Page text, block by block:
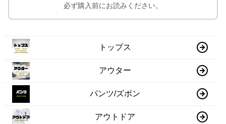
必ず購入前にお読みください。
トップス
アウター
パンツ/ズボン
アウトドア